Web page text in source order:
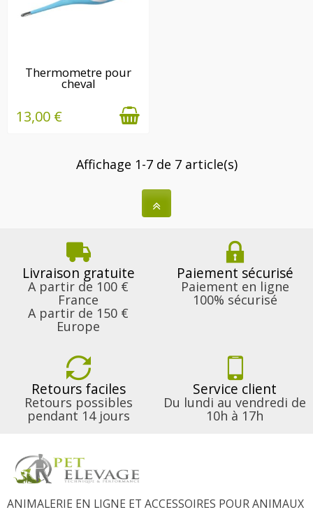
EN STOCK
Thermometre pour
cheval
13,00 €
Affichage 1-7 de 7 article(s)
Livraison gratuite
A partir de 100 €
France
A partir de 150 €
Europe
Paiement sécurisé
Paiement en ligne
100% sécurisé
Retours faciles
Retours possibles
pendant 14 jours
Service client
Du lundi au vendredi de
10h à 17h
ANIMALERIE EN LIGNE ET ACCESSOIRES POUR ANIMAUX